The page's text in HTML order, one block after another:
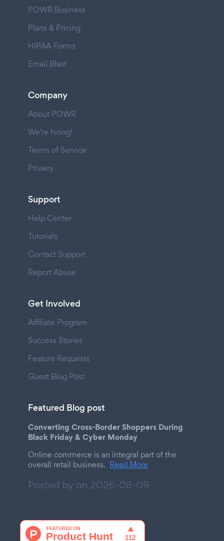
POWR Business
Plans & Pricing
HIPAA Forms
Email Blast
Company
About POWR
We're hiring!
Terms of Service
Privacy
Support
Help Center
Tutorials
Contact Support
Report Abuse
Get Involved
Affiliate Program
Success Stories
Feature Requests
Guest Blog Post
Featured Blog post
Converting Cross-Border Shoppers During
Black Friday & Cyber Monday
Online commerce is an integral part of the
overall retail business. Read More
Posted by on 2026-08-09